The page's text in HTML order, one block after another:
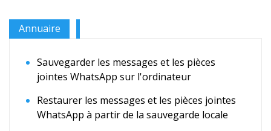
Annuaire
Sauvegarder les messages et les pièces
jointes WhatsApp sur l'ordinateur
Restaurer les messages et les pièces jointes
WhatsApp à partir de la sauvegarde locale